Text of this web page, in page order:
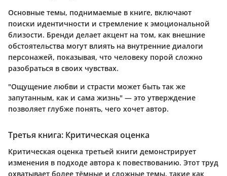
Основные темы, поднимаемые в книге, включают
поиски идентичности и стремление к эмоциональной
близости. Бренди делает акцент на том, как внешние
обстоятельства могут влиять на внутренние диалоги
персонажей, показывая, что человеку порой сложно
разобраться в своих чувствах.
"Ощущение любви и страсти может быть так же
запутанным, как и сама жизнь" — это утверждение
позволяет глубже понять, чего хочет автор.
Третья книга: Критическая оценка
Критическая оценка третьей книги демонстрирует
изменения в подходе автора к повествованию. Этот труд
охватывает более тёмные и сложные темы, такие как